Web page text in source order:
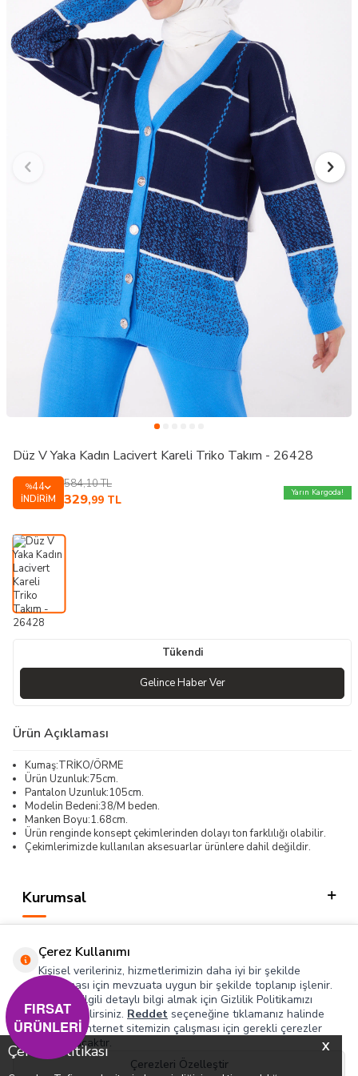
X
Çerez Politikası
Düz V Yaka Kadın Lacivert Kareli Triko Takım - 26428
%44
İNDIRIM
584,10TL
329,99 TL
Yarın Kargoda!
Tükendi
Gelince Haber Ver
Ürün Açıklaması
Kumaş:TRİKO/ÖRME
Ürün Uzunluk:75cm.
Pantalon Uzunluk:105cm.
Modelin Bedeni:38/M beden.
Manken Boyu:1.68cm.
Ürün renginde konsept çekimlerinden dolayı ton farklılığı olabilir.
Çekimlerimizde kullanılan aksesuarlar ürünlere dahil değildir.
Kurumsal
Hızlı Erişim
Sosyal
Adres & İletişim
Çerez Kullanımı
Kişisel verileriniz, hizmetlerimizin daha iyi bir şekilde
sunulması için mevzuata uygun bir şekilde toplanıp işlenir.
Konuyla ilgili detaylı bilgi almak için Gizlilik Politikamızı
inceleyebilirsiniz. Reddet seçeneğine tıklamanız halinde
yalnızca internet sitemizin çalışması için gerekli çerezler
kullanılacaktır.
Çerezleri Özelleştir
FIRSAT
ÜRÜNLERİ